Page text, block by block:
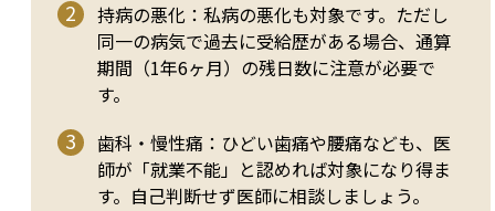
持病の悪化：私病の悪化も対象です。ただし
同一の病気で過去に受給歴がある場合、通算
期間（1年6ヶ月）の残日数に注意が必要で
す。
歯科・慢性痛：ひどい歯痛や腰痛なども、医
師が「就業不能」と認めれば対象になり得ま
す。自己判断せず医師に相談しましょう。